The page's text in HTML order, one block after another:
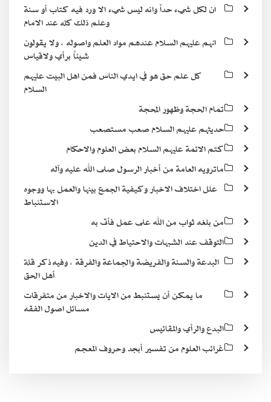
ان لكل شيء حداً وانه ليس شيء الا ورد فيه كتاب أو سنة
وعلم ذلك كله عند الامام
انهم عليهم السلام عندهم مواد العلم واصوله ، ولا يقولون
شيئاً برأي ولاقياس
كل علم حق هو في ايدي الناس فمن اهل البيت عليهم
السلام
تمام الحجة وظهور المحجة
حديثهم عليهم السلام صعب مستصعب
كتم الائمة عليهم السلام بعض العلوم والاحكام
ماترويه العامة من أخبار الرسول صلى الله عليه وآله
علل اختلاف الاخبار وكيفية الجمع بينها والعمل بها ووجوه
الاستنباط
من بلغه ثواب من الله على عمل فأتى به
التوقف عند الشبهات والاحتياط في الدين
البدعة والسنة والفريضة والجماعة والفرقة ، وفيه ذكر قلة
أهل الحق
ما يمكن أن يستنبط من الايات والاخبار من متفرقات
مسائل اصول الفقه
البدع والرأي والمقائيس
غرائب العلوم من تفسير أبجد وحروف المعجم